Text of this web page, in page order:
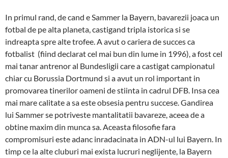
In primul rand, de cand e Sammer la Bayern, bavarezii joaca un
fotbal de pe alta planeta, castigand tripla istorica si se
indreapta spre alte trofee. A avut o cariera de succes ca
fotbalist (fiind declarat cel mai bun din lume in 1996), a fost cel
mai tanar antrenor al Bundesligii care a castigat campionatul
chiar cu Borussia Dortmund si a avut un rol important in
promovarea tinerilor oameni de stiinta in cadrul DFB. Insa cea
mai mare calitate a sa este obsesia pentru succese. Gandirea
lui Sammer se potriveste mantalitatii bavareze, aceea de a
obtine maxim din munca sa. Aceasta filosofie fara
compromisuri este adanc inradacinata in ADN-ul lui Bayern. In
timp ce la alte cluburi mai exista lucruri neglijente, la Bayern